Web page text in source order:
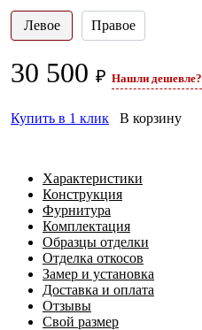
Левое Правое
30 500 ₽ Нашли дешевле?
Купить в 1 клик В корзину
Характеристики
Конструкция
Фурнитура
Комплектация
Образцы отделки
Отделка откосов
Замер и установка
Доставка и оплата
Отзывы
Свой размер